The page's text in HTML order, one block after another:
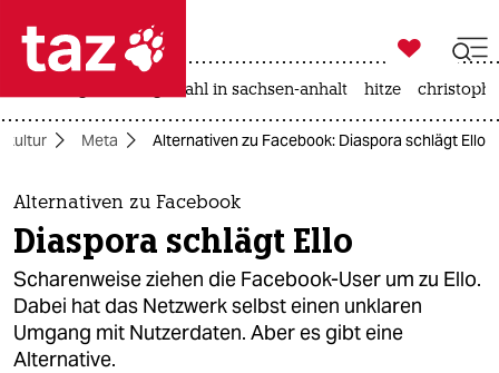
 taz zahl ich
taz zahl ich
themen
politik
öko
gesellschaft

taz zahl ich
landtagswahl in sachsen-anhalt hitze
Meta Alternativen zu Facebook: Diaspora schlägt Ello
Alternativen zu Facebook
Diaspora schlägt Ello
Scharenweise ziehen die Facebook-User um zu Ello.
Dabei hat das Netzwerk selbst einen unklaren
Umgang mit Nutzerdaten. Aber es gibt eine
Alternative.